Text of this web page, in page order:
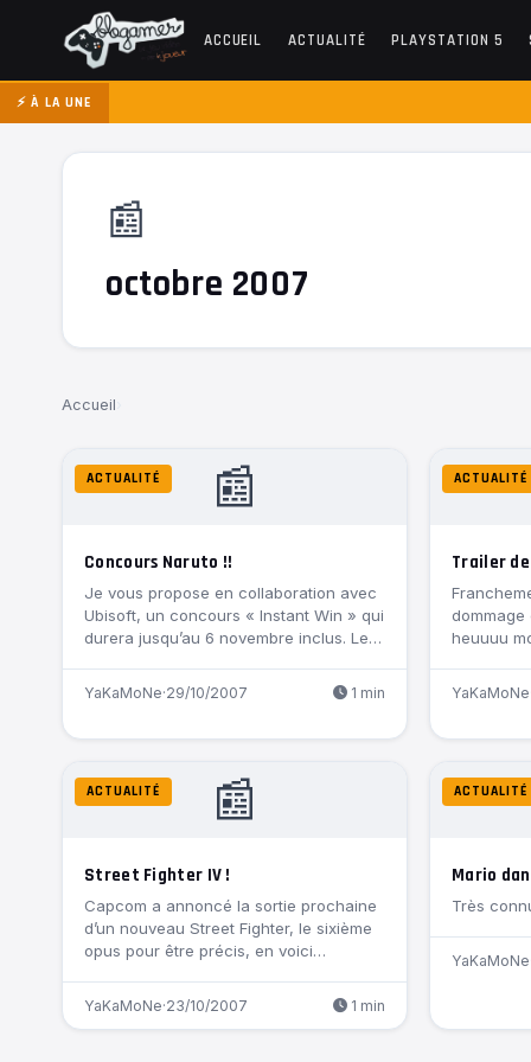
ACCUEIL ACTUALITÉ PLAYSTATION 5
⚡ À LA UNE
📰
octobre 2007
Accueil
📰
ACTUALITÉ
Concours Naruto !!
Je vous propose en collaboration avec
Ubisoft, un concours « Instant Win » qui
durera jusqu’au 6 novembre inclus. Le…
YaKaMoNe·29/10/2007 1 min
ACTUALITÉ
Trailer
dommage
heuuuu
YaKaMoNe
📰
ACTUALITÉ
Street Fighter IV !
Capcom a annoncé la sortie prochaine
d’un nouveau Street Fighter, le sixième
opus pour être précis, en voici…
YaKaMoNe·23/10/2007 1 min
ACTUALITÉ
Mario
Très
YaKaMoNe